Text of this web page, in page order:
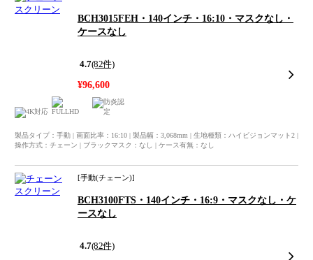
4.7(82件)
¥96,600
BCH3015FEH・140インチ・16:10・マスクなし・
ケースなし
製品タイプ：手動 | 画面比率：16:10 | 製品幅：3,068mm | 生地種類：ハイビジョンマット2 |
操作方式：チェーン | ブラックマスク：なし | ケース有無：なし
4.7(82件)
BCH3100FTS・140インチ・16:9・マスクなし・ケ
ースなし
手動(チェーン)